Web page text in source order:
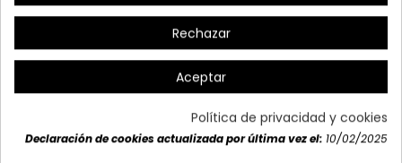
También podría interesarle
Rechazar
Aceptar
Política de privacidad y cookies
Declaración de cookies actualizada por última vez el: 10/02/2025